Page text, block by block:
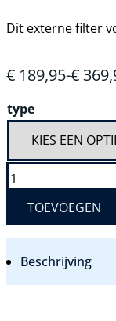
Dit externe filter
€ 189,95-€
Prijsklasse:
€ 189,95
type
OASE
BIOMASTER
TOEVOEGEN
Beschrijving